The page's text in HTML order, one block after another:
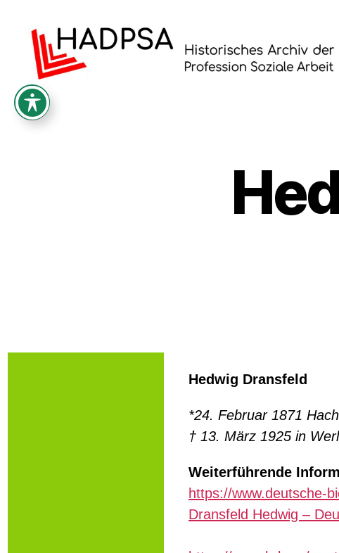
Historisches
Archiv
der
Hedwig Dransfeld
*24. Februar 1871
† 13. März 1925 in Werl
Weiterführende
https://www.deutsche-
Dransfeld Hedwig –